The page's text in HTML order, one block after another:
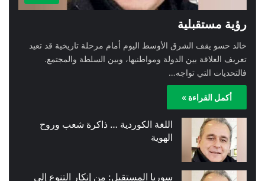
رؤية مستقبلية
خالد حسو يقف الشرق الأوسط اليوم أمام مرحلة تاريخية قد تعيد
تعريف العلاقة بين الدولة ومواطنيها، وبين السلطة والمجتمع.
فالتحديات التي تواجه…
أكمل القراءة »
اللغة الكوردية … ذاكرة شعب وروح
الهوية
سوريا المستقبل: من إنكار التنوع إلى